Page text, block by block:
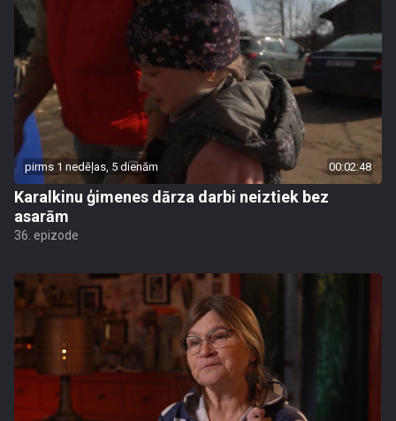
pirms 1 nedēļas, 5 dienām 00:02:48
Karalkinu ģimenes dārza darbi neiztiek bez
asarām
36. epizode